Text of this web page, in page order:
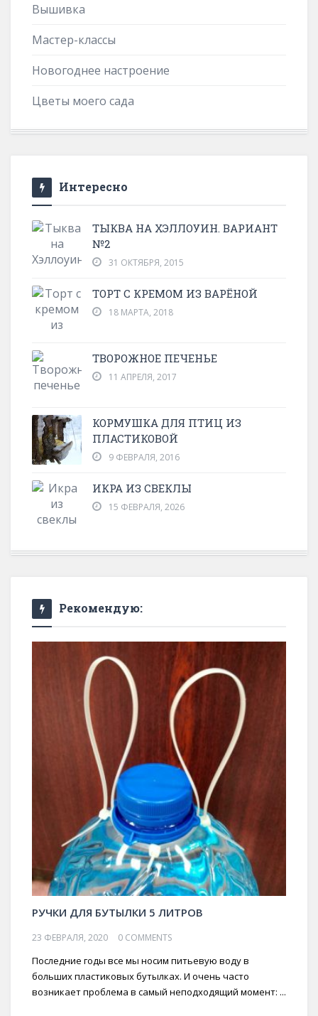
Вышивка
Мастер-классы
Новогоднее настроение
Цветы моего сада
Интересно
ТЫКВА НА ХЭЛЛОУИН. ВАРИАНТ
№2
31 ОКТЯБРЯ, 2015
ТОРТ С КРЕМОМ ИЗ ВАРЁНОЙ
18 МАРТА, 2018
ТВОРОЖНОЕ ПЕЧЕНЬЕ
11 АПРЕЛЯ, 2017
КОРМУШКА ДЛЯ ПТИЦ ИЗ
ПЛАСТИКОВОЙ
9 ФЕВРАЛЯ, 2016
ИКРА ИЗ СВЕКЛЫ
15 ФЕВРАЛЯ, 2026
Рекомендую:
РУЧКИ ДЛЯ БУТЫЛКИ 5 ЛИТРОВ
23 ФЕВРАЛЯ, 2020 0 COMMENTS
Последние годы все мы носим питьевую воду в
больших пластиковых бутылках. И очень часто
возникает проблема в самый неподходящий момент: ...